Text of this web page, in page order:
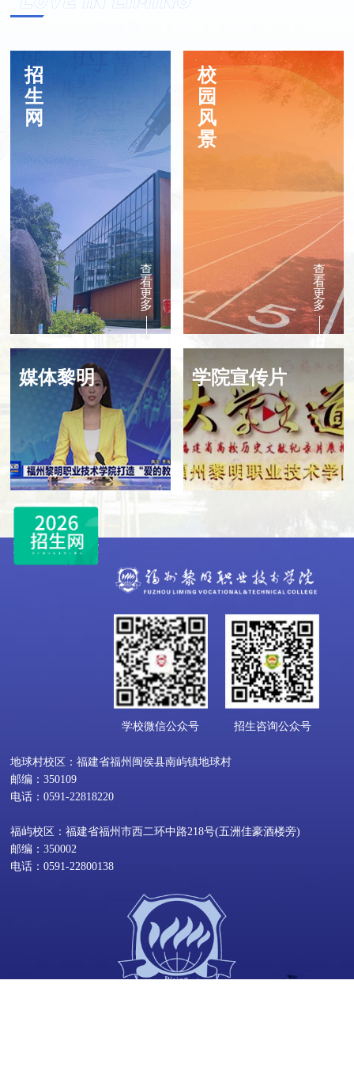
招
生
网
查
看
更
多
校
园
风
景
查
看
更
多
媒体黎明 学院宣传片
学校微信公众号 招生咨询公众号
地球村校区：福建省福州闽侯县南屿镇地球村
邮编：350109
电话：0591-22818220
福屿校区：福建省福州市西二环中路218号(五洲佳豪酒楼旁)
邮编：350002
电话：0591-22800138